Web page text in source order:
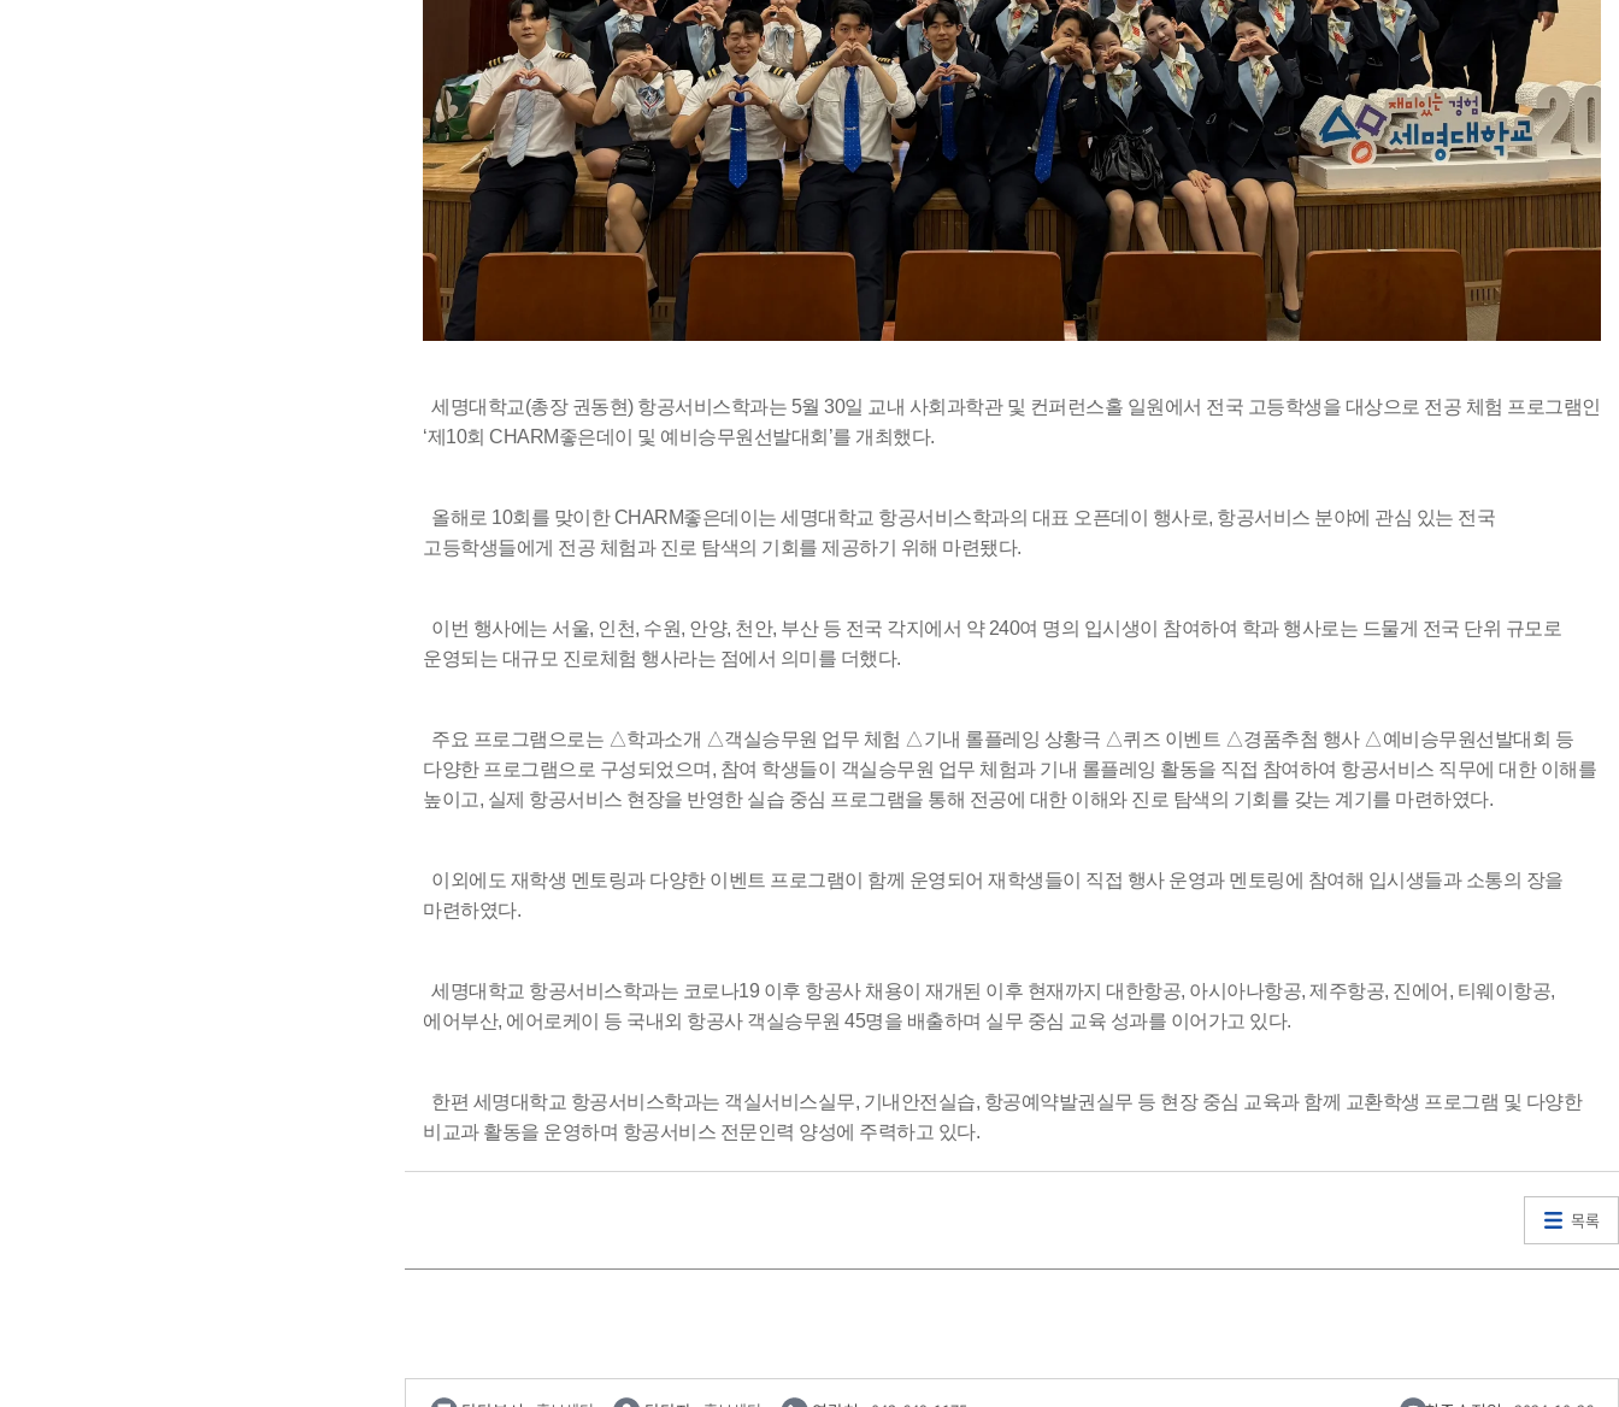
발전기금
학사자료실
Career Guidance
(전공·진로 안내 프
로그램)
학생설계전공 사례
전과/복수(부)·학생설계전공 관련
Q&A
진로 컨설팅 우수사례
전공·진로 안내영상
예비군연대
예비군연대소개 전입신청안내 교육훈련안내 훈련연기/보류안내 훈련장 안내
학군단(ROTC)
ROTC란
ROTC제도란?
제도의 특징
임관식
소대장 생활
후보생 및 임관 후 혜택
교내교육 및 입영훈련
학군단소개
지휘관 소개
업무담당자 소개
학습활동
봉사활동
예도
체육활동
학군단 건물
지원안내
지원/선발절차
모집일정
선발방법
선발요소/배점
지원자격
세부선발방법
공지사항
IT지원안내
SETOPIA 컴퓨터 실습실 디지털자료실 세명통통 어플리케이션
세명대학교(총장 권동현) 항공서비스학과는 5월 30일 교내 사회과학관 및 컨퍼런스홀 일원에서 전국 고등학생을 대상으로 전공 체험 프로그램인
‘제10회 CHARM좋은데이 및 예비승무원선발대회’를 개최했다.
올해로 10회를 맞이한 CHARM좋은데이는 세명대학교 항공서비스학과의 대표 오픈데이 행사로, 항공서비스 분야에 관심 있는 전국
고등학생들에게 전공 체험과 진로 탐색의 기회를 제공하기 위해 마련됐다.
이번 행사에는 서울, 인천, 수원, 안양, 천안, 부산 등 전국 각지에서 약 240여 명의 입시생이 참여하여 학과 행사로는 드물게 전국 단위 규모로
운영되는 대규모 진로체험 행사라는 점에서 의미를 더했다.
주요 프로그램으로는 △학과소개 △객실승무원 업무 체험 △기내 롤플레잉 상황극 △퀴즈 이벤트 △경품추첨 행사 △예비승무원선발대회 등
다양한 프로그램으로 구성되었으며, 참여 학생들이 객실승무원 업무 체험과 기내 롤플레잉 활동을 직접 참여하여 항공서비스 직무에 대한 이해를
높이고, 실제 항공서비스 현장을 반영한 실습 중심 프로그램을 통해 전공에 대한 이해와 진로 탐색의 기회를 갖는 계기를 마련하였다.
이외에도 재학생 멘토링과 다양한 이벤트 프로그램이 함께 운영되어 재학생들이 직접 행사 운영과 멘토링에 참여해 입시생들과 소통의 장을
마련하였다.
세명대학교 항공서비스학과는 코로나19 이후 항공사 채용이 재개된 이후 현재까지 대한항공, 아시아나항공, 제주항공, 진에어, 티웨이항공,
에어부산, 에어로케이 등 국내외 항공사 객실승무원 45명을 배출하며 실무 중심 교육 성과를 이어가고 있다.
한편 세명대학교 항공서비스학과는 객실서비스실무, 기내안전실습, 항공예약발권실무 등 현장 중심 교육과 함께 교환학생 프로그램 및 다양한
비교과 활동을 운영하며 항공서비스 전문인력 양성에 주력하고 있다.
목록